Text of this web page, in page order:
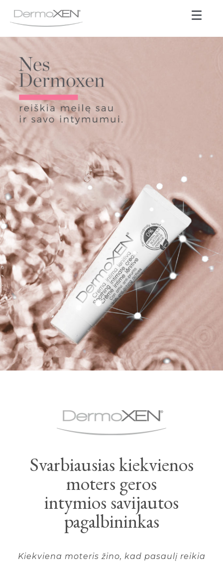
Svarbiausias kiekvienos
moters geros
intymios savijautos
pagalbininkas
Kiekviena moteris žino, kad pasaulį reikia